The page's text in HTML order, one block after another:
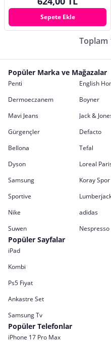
Sepete Ekle
Toplam
Popüler Marka ve Mağazalar
Penti English
Dermoeczanem
Boyner
Mavi Jeans
Jack &
Gürgençler
Defacto
Bellona
Tefal
Dyson
Loreal
Samsung
Koray Spor
Sportive
Nike
adidas
Suwen
Nespresso
Popüler Sayfalar
iPad
Kombi
Ps5 Fiyat
Ankastre Set
Samsung Tv
Popüler Telefonlar
iPhone 17 Pro Max